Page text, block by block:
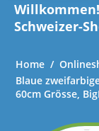
Schweizer-
Home /
Blaue
60cm Grösse,